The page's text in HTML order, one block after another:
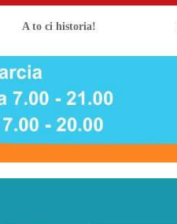
A to ci historia!